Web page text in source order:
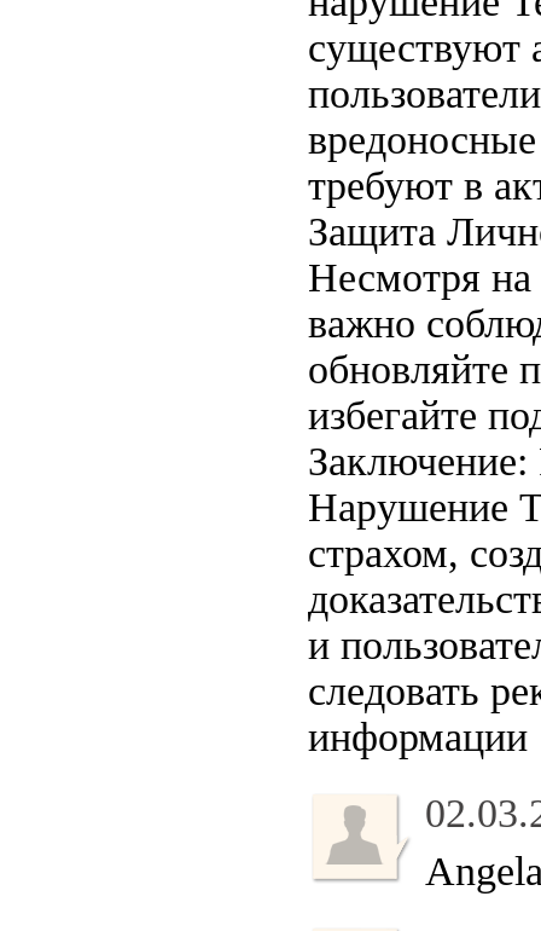
существуют
требуют в
Защита
Несмотря на
важно
обновляйте
избегайте
Заключение:
Нарушение
страхом,
и
следовать
информации